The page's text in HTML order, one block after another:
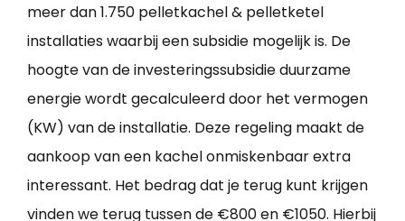
meer dan 1.750 pelletkachel & pelletketel
installaties waarbij een subsidie mogelijk is. De
hoogte van de investeringssubsidie duurzame
energie wordt gecalculeerd door het vermogen
(KW) van de installatie. Deze regeling maakt de
aankoop van een kachel onmiskenbaar extra
interessant. Het bedrag dat je terug kunt krijgen
vinden we terug tussen de €800 en €1050. Hierbij